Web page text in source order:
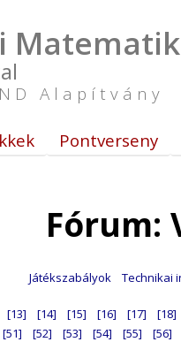
Alapítvány
Pontverseny
Fórum:
Játékszabályok Technikai
[13] [14] [15] [16] [17] [18]
[51] [52] [53] [54] [55] [56]